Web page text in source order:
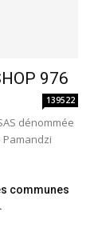
976
139522
dénommée
Pamandzi
communes